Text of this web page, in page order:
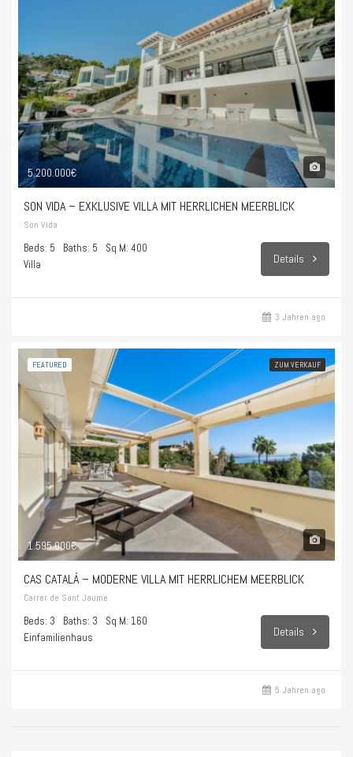
5.200.000€
SON VIDA – EXKLUSIVE VILLA MIT HERRLICHEN MEERBLICK
Son Vida
Beds: 5 Baths: 5
Sq M: 400
Villa
Details
3 Jahren ago
FEATURED ZUM VERKAUF
1.595.000€
CAS CATALÁ – MODERNE VILLA MIT HERRLICHEM MEERBLICK
Carrer de Sant Jaume
Beds: 3 Baths: 3
Sq M: 160
Einfamilienhaus
Details
5 Jahren ago